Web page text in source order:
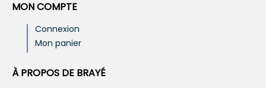
MON COMPTE
Connexion
Mon panier
À PROPOS DE BRAYÉ